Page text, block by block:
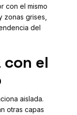
con el mismo
zonas grises,
del
con el
aislada.
otras capas